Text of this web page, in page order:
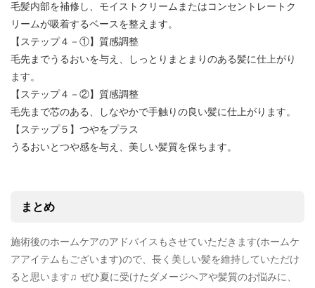
毛髪内部を補修し、 モイストクリームまたはコンセントレートク
リームが吸着するベースを整えます。
【ステップ４－①】質感調整
毛先までうるおいを与え、
しっとりまとまりのある髪に仕上がり
ます。
【ステップ４－②】質感調整
毛先まで芯のある、しなやかで手触りの良い髪に仕上がります。
【ステップ５】つやをプラス
うるおいとつや感を与え、美しい髪質を保ちます。
まとめ
施術後のホームケアのアドバイスもさせていただきます(ホームケ
アアイテムもございます)ので、長く美しい髪を維持していただけ
ると思います♫ ぜひ夏に受けたダメージヘアや髪質のお悩みに、